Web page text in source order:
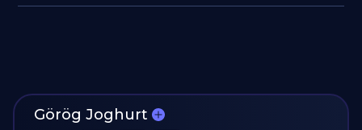
Görög Joghurt